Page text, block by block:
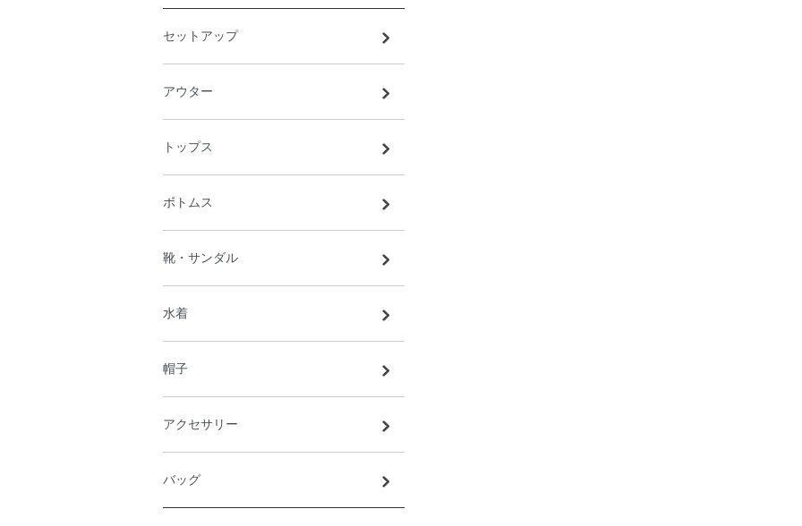
セットアップ
アウター
トップス
ボトムス
靴・サンダル
水着
帽子
アクセサリー
バッグ